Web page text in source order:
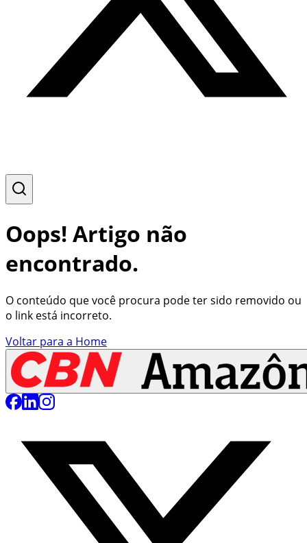
Oops! Artigo não
encontrado.
O conteúdo que você procura pode ter sido removido ou
o link está incorreto.
Voltar para a Home